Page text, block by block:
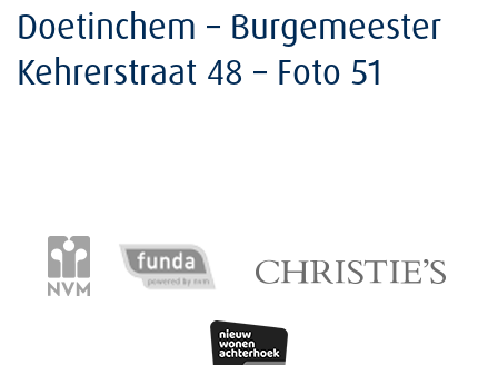
Doetinchem – Burgemeester
Kehrerstraat 48 – Foto 51